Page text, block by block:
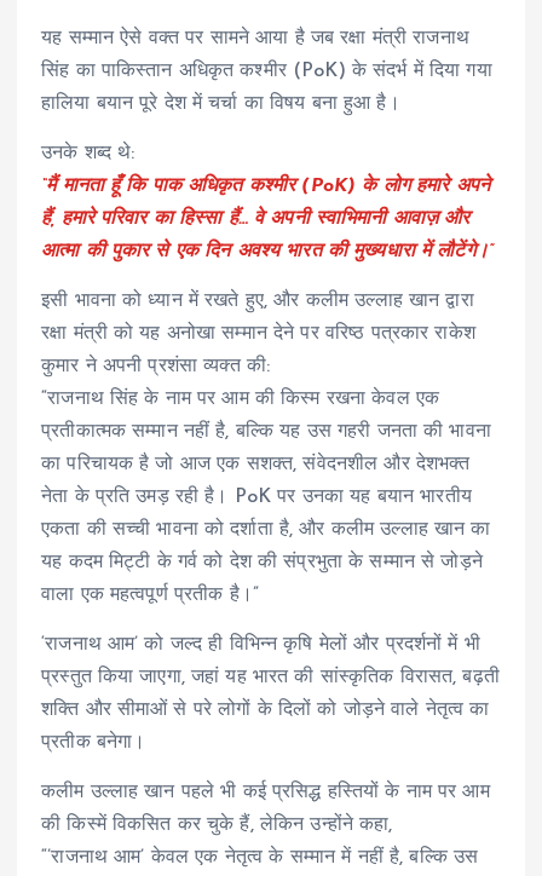
यह सम्मान ऐसे वक्त पर सामने आया है जब रक्षा मंत्री राजनाथ
सिंह का पाकिस्तान अधिकृत कश्मीर (PoK) के संदर्भ में दिया गया
हालिया बयान पूरे देश में चर्चा का विषय बना हुआ है।
उनके शब्द थे:
“मैं मानता हूँ कि पाक अधिकृत कश्मीर (PoK) के लोग हमारे अपने
हैं, हमारे परिवार का हिस्सा हैं… वे अपनी स्वाभिमानी आवाज़ और
आत्मा की पुकार से एक दिन अवश्य भारत की मुख्यधारा में लौटेंगे।”
इसी भावना को ध्यान में रखते हुए, और कलीम उल्लाह खान द्वारा
रक्षा मंत्री को यह अनोखा सम्मान देने पर वरिष्ठ पत्रकार राकेश
कुमार ने अपनी प्रशंसा व्यक्त की:
“राजनाथ सिंह के नाम पर आम की किस्म रखना केवल एक
प्रतीकात्मक सम्मान नहीं है, बल्कि यह उस गहरी जनता की भावना
का परिचायक है जो आज एक सशक्त, संवेदनशील और देशभक्त
नेता के प्रति उमड़ रही है। PoK पर उनका यह बयान भारतीय
एकता की सच्ची भावना को दर्शाता है, और कलीम उल्लाह खान का
यह कदम मिट्टी के गर्व को देश की संप्रभुता के सम्मान से जोड़ने
वाला एक महत्वपूर्ण प्रतीक है।”
‘राजनाथ आम’ को जल्द ही विभिन्न कृषि मेलों और प्रदर्शनों में भी
प्रस्तुत किया जाएगा, जहां यह भारत की सांस्कृतिक विरासत, बढ़ती
शक्ति और सीमाओं से परे लोगों के दिलों को जोड़ने वाले नेतृत्व का
प्रतीक बनेगा।
कलीम उल्लाह खान पहले भी कई प्रसिद्ध हस्तियों के नाम पर आम
की किस्में विकसित कर चुके हैं, लेकिन उन्होंने कहा,
“’राजनाथ आम’ केवल एक नेतृत्व के सम्मान में नहीं है, बल्कि उस